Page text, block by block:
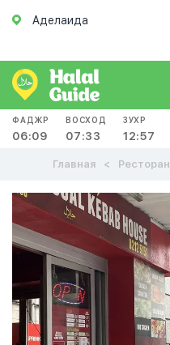
Аделаида
ФАДЖР
06:09
ВОСХОД
07:33
ЗУХР
12:57
Главная Ресторан